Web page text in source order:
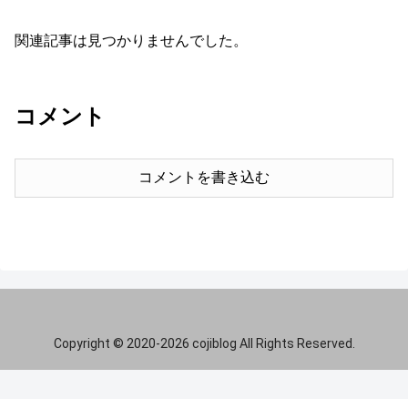
関連記事は見つかりませんでした。
コメント
コメントを書き込む
Copyright © 2020-2026 cojiblog All Rights Reserved.